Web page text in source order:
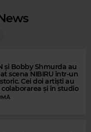
HEART OF THE CITY
și Bobby Shmurda au
scena NIBIRU într-un
Cei doi artiști au
și în studio